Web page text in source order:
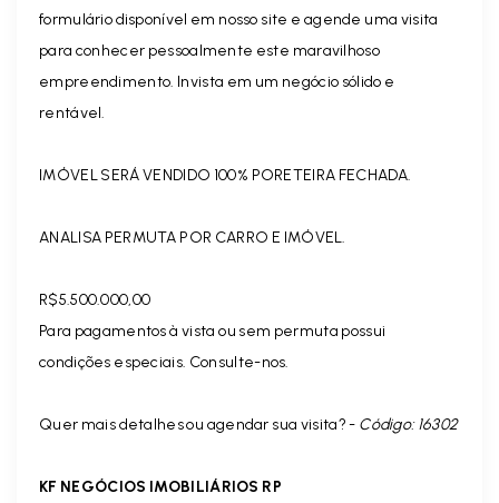
formulário disponível em nosso site e agende uma visita
para conhecer pessoalmente este maravilhoso
empreendimento. Invista em um negócio sólido e
rentável.
IMÓVEL SERÁ VENDIDO 100% PORETEIRA FECHADA.
ANALISA PERMUTA POR CARRO E IMÓVEL.
R$5.500.000,00
Para pagamentos à vista ou sem permuta possui
condições especiais. Consulte-nos.
Quer mais detalhes ou agendar sua visita? - Código: 16302
KF NEGÓCIOS IMOBILIÁRIOS RP